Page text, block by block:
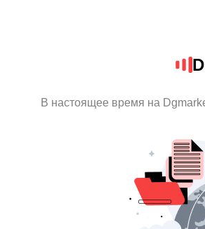
В настоящее время на